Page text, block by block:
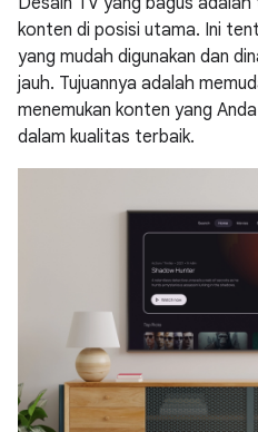
konten di posisi utama. Ini
yang mudah digunakan dan
jauh. Tujuannya adalah
menemukan konten yang
dalam kualitas terbaik.